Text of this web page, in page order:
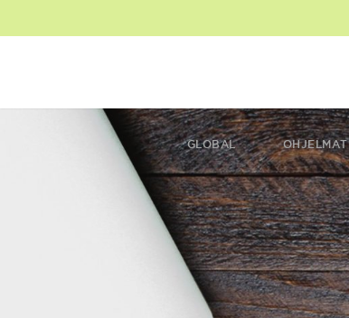
GLOBAL OHJELMAT